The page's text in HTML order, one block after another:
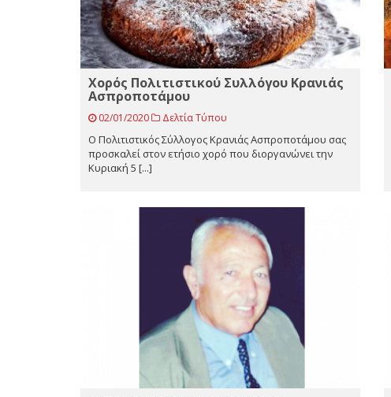
Χορός Πολιτιστικού Συλλόγου Κρανιάς
Ασπροποτάμου
02/01/2020 Δελτία Τύπου
Ο Πολιτιστικός Σύλλογος Κρανιάς Ασπροποτάμου σας
προσκαλεί στον ετήσιο χορό που διοργανώνει την
Κυριακή 5 [...]